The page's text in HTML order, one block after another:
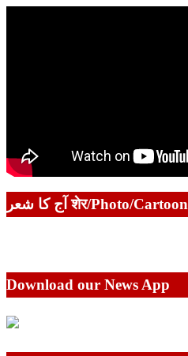
آج کا شعر शेर/Photo/Cartoon
Download our News App